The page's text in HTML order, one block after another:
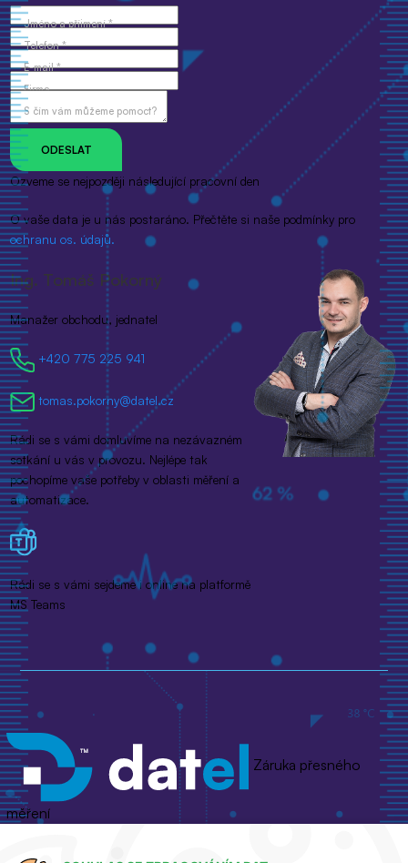
Jméno a příjmení *
Telefon *
E-mail *
Firma
S čím vám můžeme pomoct?
Ozveme se nejpozději následující pracovní den
O vaše data je u nás postaráno. Přečtěte si naše podmínky pro
ochranu os. údajů.
Ing. Tomáš Pokorný
Manažer obchodu, jednatel
+420 775 225 941
tomas.pokorny@datel.cz
Rádi se s vámi domluvíme na nezávazném
setkání u vás v provozu. Nejlépe tak
pochopíme vaše potřeby v oblasti měření a
automatizace.
Rádi se s vámi sejdeme i online na platformě
MS Teams
Záruka přesného
měření